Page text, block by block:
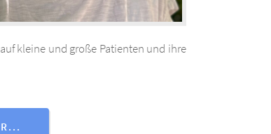
kleine und große Patienten und ihre